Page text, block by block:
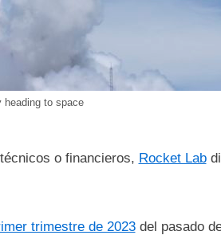
heading to space
o financieros, Rocket Lab
trimestre de 2023del pasado